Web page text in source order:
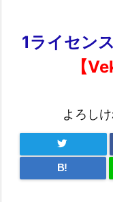
1ライセン
【
よろし
B!